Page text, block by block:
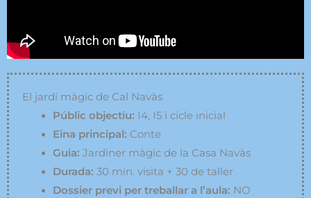
El jardí màgic de Cal Navàs
Públic objectiu: I4, I5 i cicle inicial
Eina principal: Conte
Guia: Jardiner màgic de la Casa Navàs
Durada: 30 min. visita + 30 de taller
Dossier previ per treballar a l’aula: NO